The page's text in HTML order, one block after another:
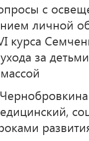
с
личной
курса
за